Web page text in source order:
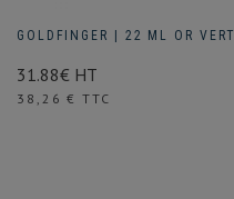
GOLDFINGER | 22 ML OR VERT
31.88€ HT
Prix
38,26 € TTC